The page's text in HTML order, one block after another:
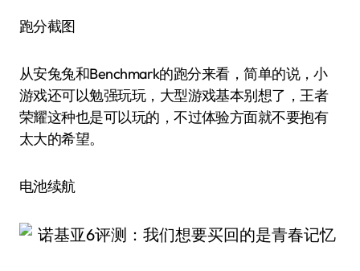
跑分截图
从安兔兔和Benchmark的跑分来看，简单的说，小
游戏还可以勉强玩玩，大型游戏基本别想了，王者
荣耀这种也是可以玩的，不过体验方面就不要抱有
太大的希望。
电池续航